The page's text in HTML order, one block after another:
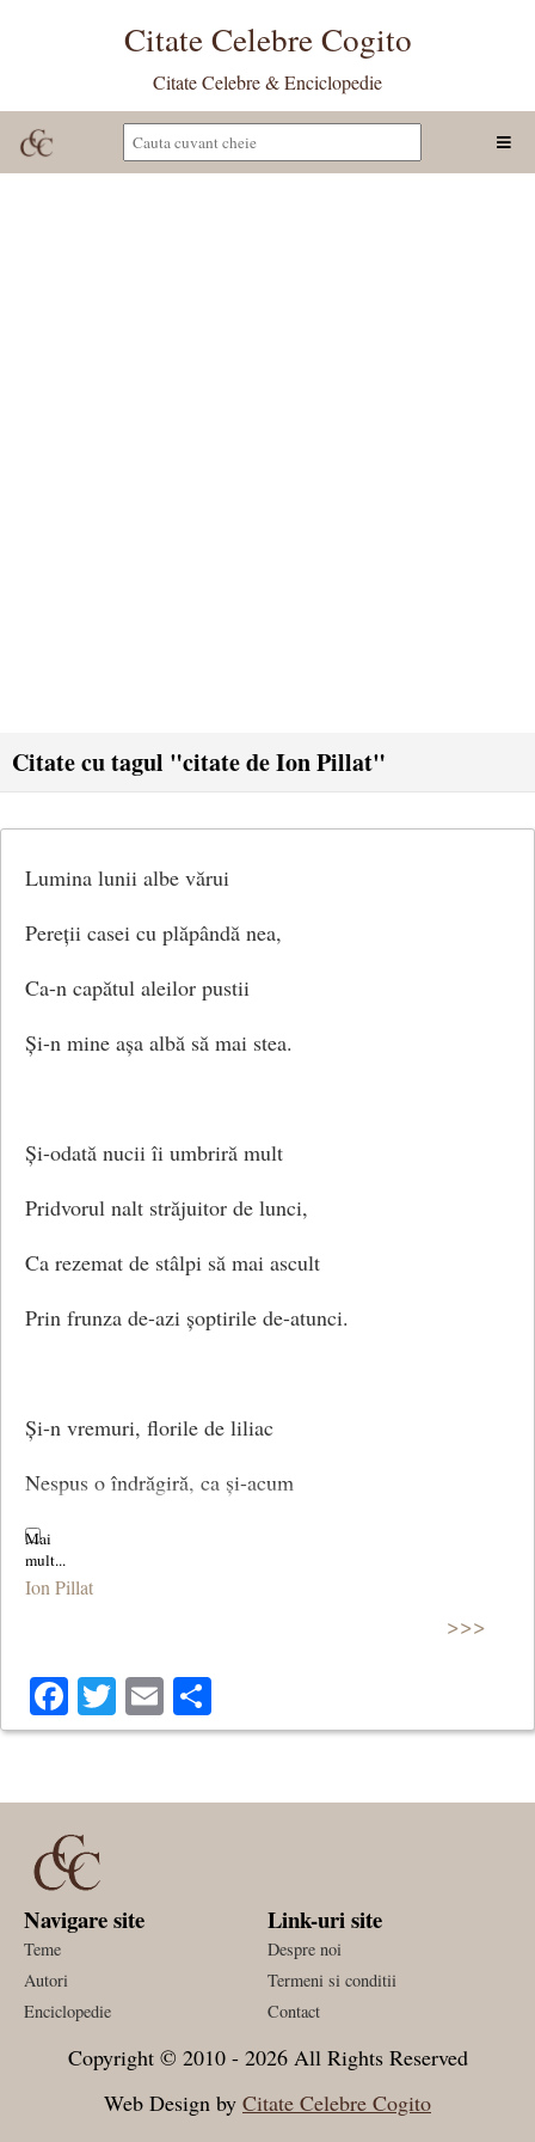
Citate Celebre Cogito
Citate Celebre & Enciclopedie
Citate cu tagul "citate de Ion Pillat"
Lumina lunii albe vărui
Pereții casei cu plăpândă nea,
Ca-n capătul aleilor pustii
Și-n mine așa albă să mai stea.
Și-odată nucii îi umbriră mult
Pridvorul nalt străjuitor de lunci,
Ca rezemat de stâlpi să mai ascult
Prin frunza de-azi șoptirile de-atunci.
Și-n vremuri, florile de liliac
Nespus o îndrăgiră, ca și-acum
Să mă oprească tainic în iatac
Trecutul ei închis într-un parfum.
Și stele altădată nopți în șir
Ca-n geamul clar ca-n piatră de zamfir,
Să mă-nfior de raze săgetat.
(Casa cu liliac)
Ion Pillat
>>>
Facebook
Twitter
Email
Navigare site
Teme
Autori
Enciclopedie
Link-uri site
Despre noi
Termeni si conditii
Contact
Copyright © 2010 - 2026 All Rights Reserved
Web Design by Citate Celebre Cogito